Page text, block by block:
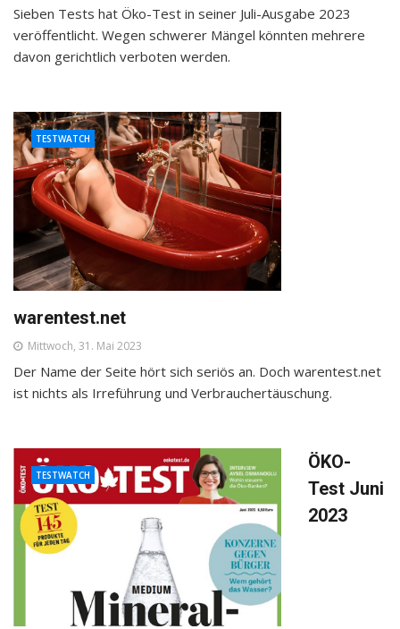
Sieben Tests hat Öko-Test in seiner Juli-Ausgabe 2023
veröffentlicht. Wegen schwerer Mängel könnten mehrere
davon gerichtlich verboten werden.
warentest.net
TESTWATCH
Mittwoch, 31. Mai 2023
Der Name der Seite hört sich seriös an. Doch warentest.net
ist nichts als Irreführung und Verbrauchertäuschung.
ÖKO-
Test Juni
2023
TESTWATCH